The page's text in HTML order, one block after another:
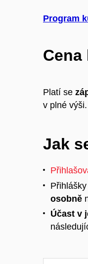
Program
Cena
Platí se
v plné
Jak
osobně
Účast v